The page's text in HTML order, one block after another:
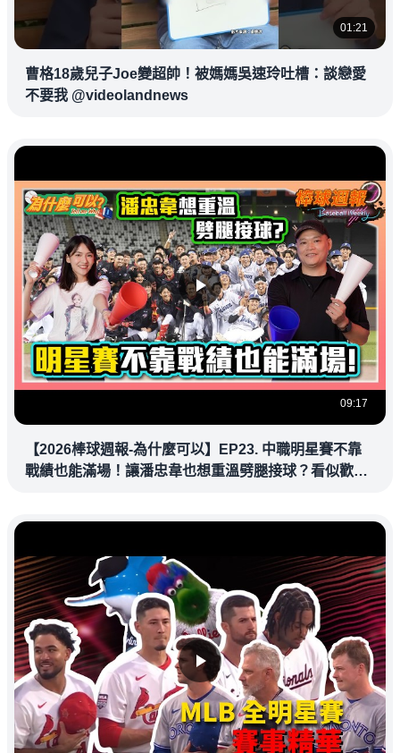
01:21
曹格18歲兒子Joe變超帥！被媽媽吳速玲吐槽：談戀愛
不要我 @videolandnews
09:17
【2026棒球週報-為什麼可以】EP23. 中職明星賽不靠
戰績也能滿場！讓潘忠韋也想重溫劈腿接球？看似歡樂